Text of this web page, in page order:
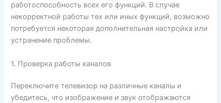
работоспособность всех его функций. В случае
некорректной работы тех или иных функций, возможно
потребуется некоторая дополнительная настройка или
устранение проблемы.
1. Проверка работы каналов
Переключите телевизор на различные каналы и
убедитесь, что изображение и звук отображаются